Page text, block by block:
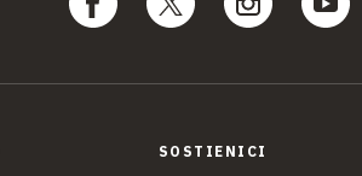
SOSTIENICI